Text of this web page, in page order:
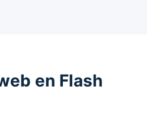
en Flash